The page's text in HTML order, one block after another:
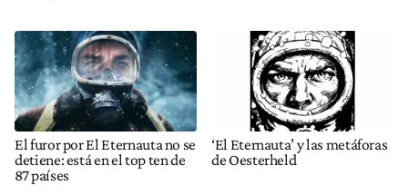
El furor por El Eternauta no se
detiene: está en el top ten de
87 países
‘El Eternauta’ y las metáforas
de Oesterheld